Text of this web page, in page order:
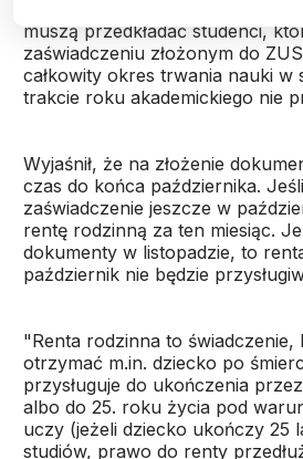
muszą przedkładać studenci,
zaświadczeniu złożonym do
całkowity okres trwania nauki w
trakcie roku akademickiego nie
Wyjaśnił, że na złożenie
czas do końca października.
zaświadczenie jeszcze w
rentę rodzinną za ten miesiąc.
dokumenty w listopadzie, to
październik nie będzie
"Renta rodzinna to świadczenie,
otrzymać m.in. dziecko po
przysługuje do ukończenia
albo do 25. roku życia pod
uczy (jeżeli dziecko ukończy 25
studiów, prawo do renty